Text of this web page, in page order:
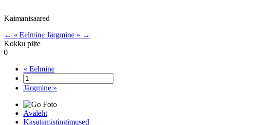
Kaimanisaared
← « Eelmine Järgmine » →
Kokku pilte
0
« Eelmine
Järgmine »
Avaleht
Kasutamistingimused